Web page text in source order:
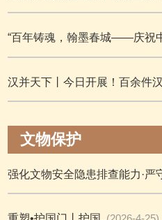
“百年铸魂，翰墨春城——庆祝
汉并天下丨今日开展！百余件
文物保护
强化文物安全隐患排查能力·严